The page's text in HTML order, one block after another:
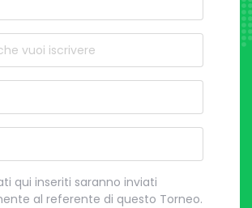
qui inseriti saranno inviati
al referente di questo Torneo.